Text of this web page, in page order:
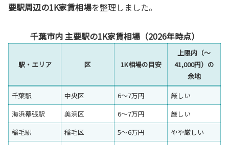
要駅周辺の1K家賃相場を整理しました。
千葉市内 主要駅の1K家賃相場（2026年時点）
駅・エリア 区 1K相場の目安
上限内（〜
41,000円）の
余地
千葉駅
中央区 6〜7万円
厳しい
海浜幕張駅
美浜区 6〜7万円
厳しい
稲毛駅
稲毛区 5〜6万円
やや厳しい